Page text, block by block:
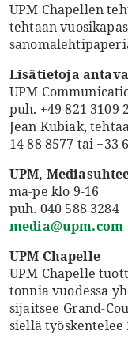
UPM Chapellen
tehtaan
Lisätietoja
UPM
puh. +49 821 3109
Jean Kubiak,
14 88 8577 tai +33
UPM,
ma-pe klo 9-16
puh. 040 588 3284
media@upm.com
UPM Chapelle
UPM Chapelle
tonnia vuodessa
sijaitsee Grand-
siellä työskentelee